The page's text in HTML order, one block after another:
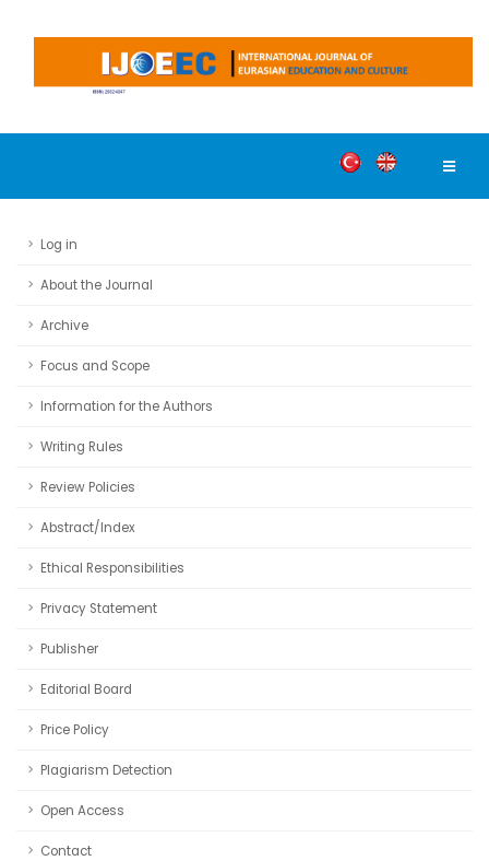
Log in
About the Journal
Archive
Focus and Scope
Information for the Authors
Writing Rules
Review Policies
Abstract/Index
Ethical Responsibilities
Privacy Statement
Publisher
Editorial Board
Price Policy
Plagiarism Detection
Open Access
Contact